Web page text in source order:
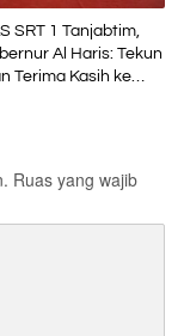
SRT 1 Tanjabtim,
Al Haris: Tekun
Terima Kasih ke
Ruas yang wajib